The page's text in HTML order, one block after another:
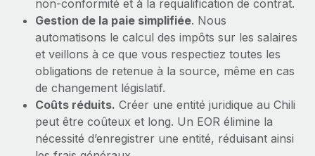
non‑conformité et à la requalification de contrat.
Gestion de la paie simplifiée. Nous
automatisons le calcul des impôts sur les salaires
et veillons à ce que vous respectiez toutes les
obligations de retenue à la source, même en cas
de changement législatif.
Coûts réduits. Créer une entité juridique au Chili
peut être coûteux et long. Un EOR élimine la
nécessité d’enregistrer une entité, réduisant ainsi